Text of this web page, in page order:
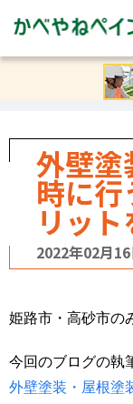
ブログ
装を同時に行う
外壁塗
時に
リッ
2022年02月
姫路市・高砂市の
今回のブログの執
外壁塗装・屋根塗